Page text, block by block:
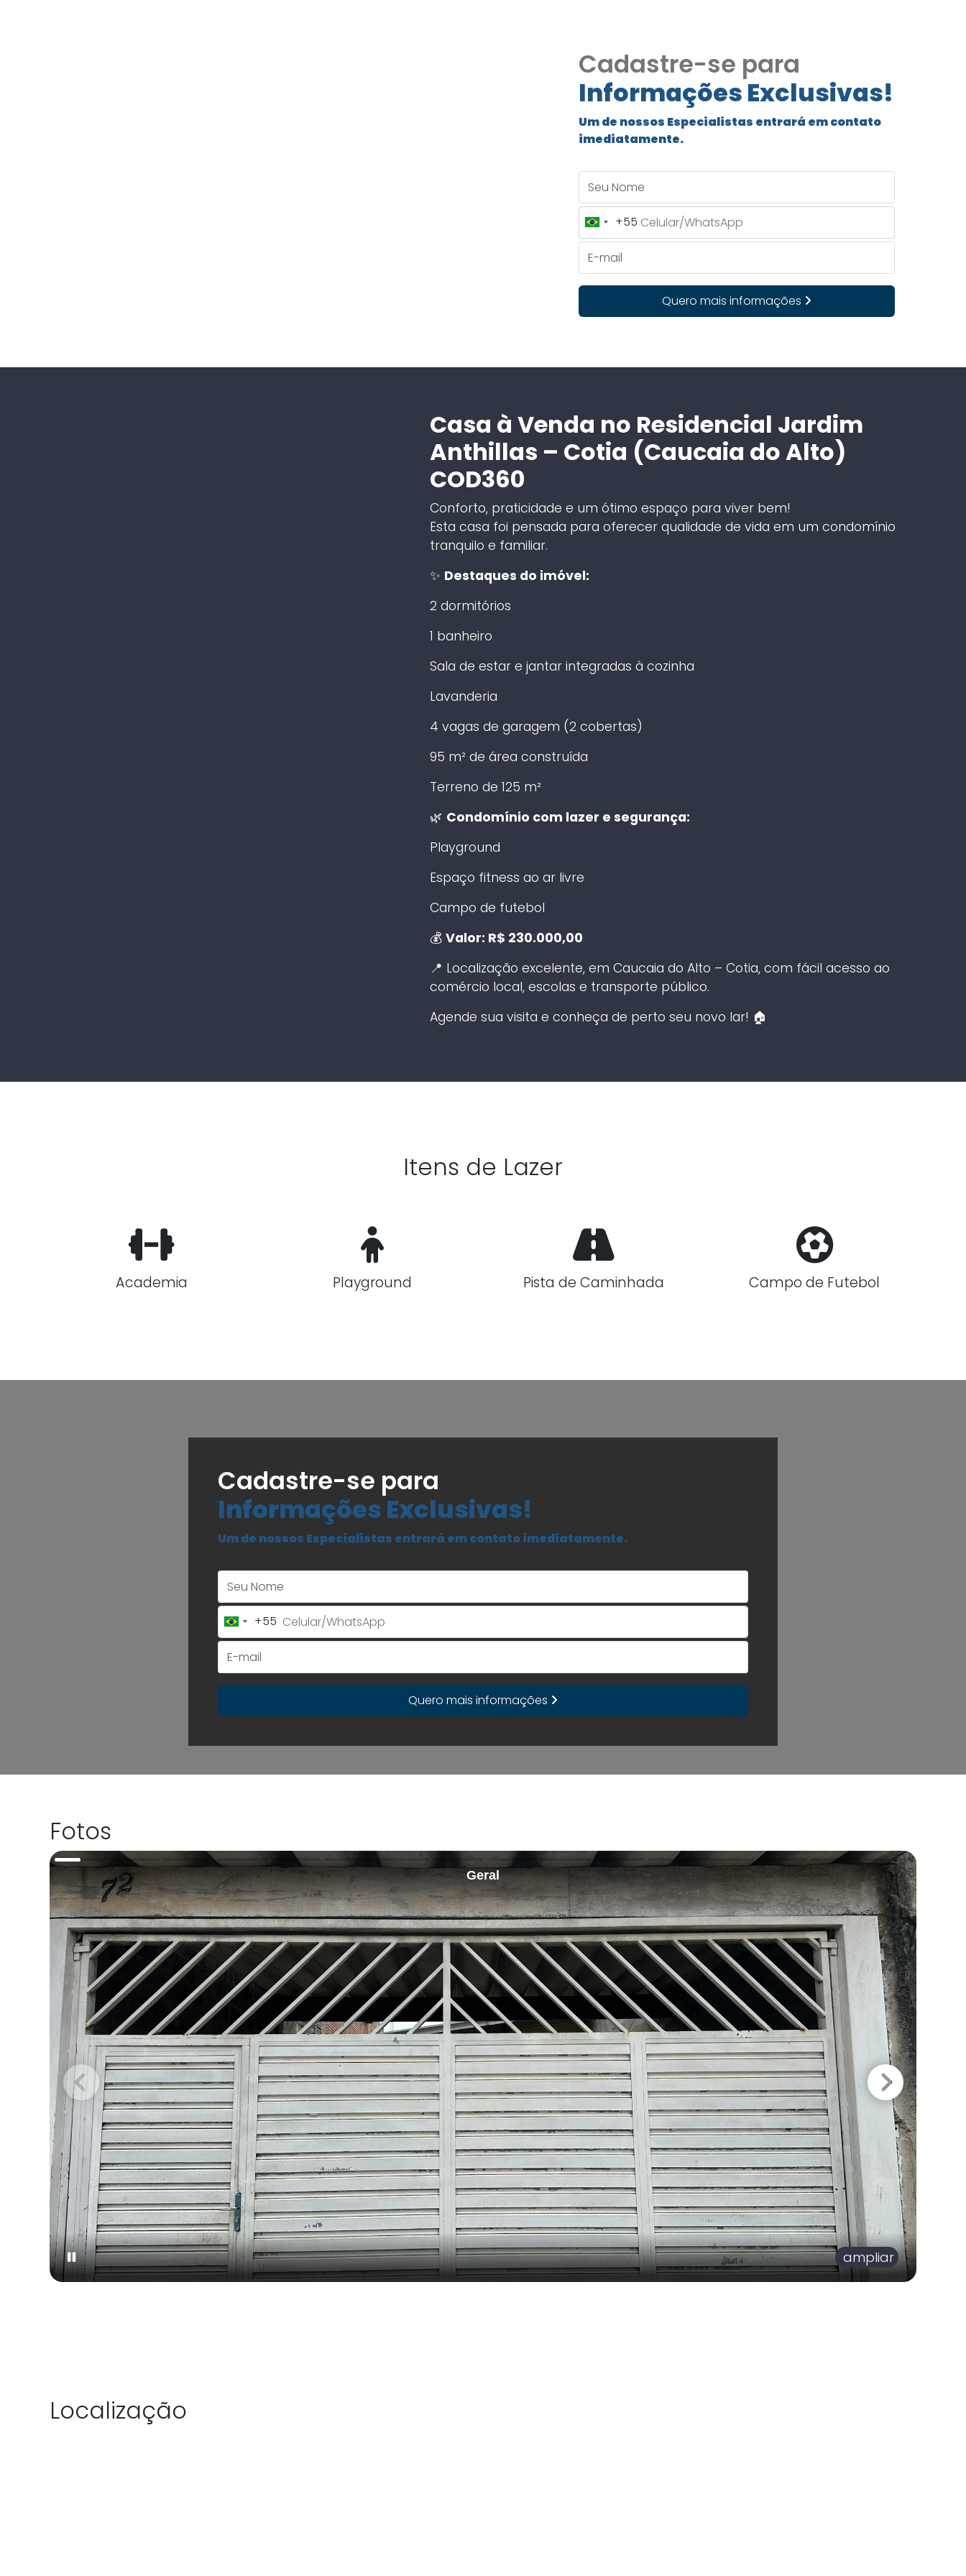
Cadastre-se para
Informações Exclusivas!
Um de nossos Especialistas entrará em contato
imediatamente.
Brazil
+55
+55
Quero mais informações
Casa à Venda no Residencial Jardim
Anthillas – Cotia (Caucaia do Alto)
COD360
Conforto, praticidade e um ótimo espaço para viver bem!
Esta casa foi pensada para oferecer qualidade de vida em um condomínio
tranquilo e familiar.
✨ Destaques do imóvel:
2 dormitórios
1 banheiro
Sala de estar e jantar integradas à cozinha
Lavanderia
4 vagas de garagem (2 cobertas)
95 m² de área construída
Terreno de 125 m²
🌿 Condomínio com lazer e segurança:
Playground
Espaço fitness ao ar livre
Campo de futebol
💰 Valor: R$ 230.000,00
📍 Localização excelente, em Caucaia do Alto – Cotia, com fácil acesso ao
comércio local, escolas e transporte público.
Agende sua visita e conheça de perto seu novo lar! 🏠
Itens de Lazer
Academia Playground Pista de Caminhada Campo de Futebol
Cadastre-se para
Informações Exclusivas!
Um de nossos Especialistas entrará em contato imediatamente.
Brazil
+55
+55
Quero mais informações
Fotos
Geral
ampliar
Localização